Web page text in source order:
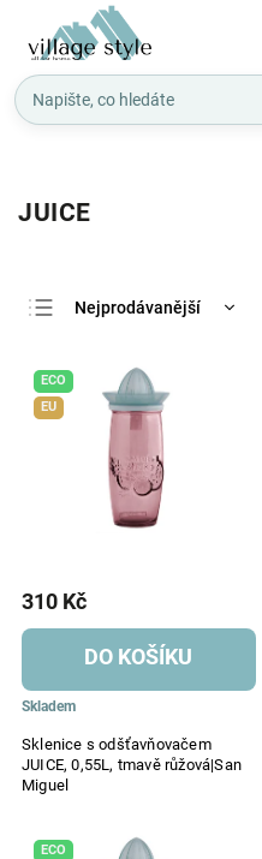
JUICE
Nejprodávanější
Nejdražší
Abecedně
ECO
EU
Sklenice s odšťavňovačem
JUICE, 0,55L, tmavě růžová|San
Miguel
Skladem
310 Kč
DO KOŠÍKU
ECO